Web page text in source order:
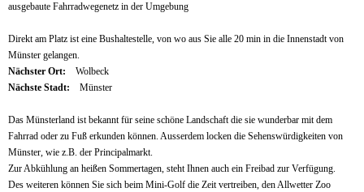
ausgebaute Fahrradwegenetz in der Umgebung
Direkt am Platz ist eine Bushaltestelle, von wo aus Sie alle 20 min in die Innenstadt von
Münster gelangen.
Nächster Ort:
Wolbeck
Nächste Stadt:
Münster
Das Münsterland ist bekannt für seine schöne Landschaft die sie wunderbar mit dem
Fahrrad oder zu Fuß erkunden können. Ausserdem locken die Sehenswürdigkeiten von
Münster, wie z.B. der Principalmarkt.
Zur Abkühlung an heißen Sommertagen, steht Ihnen auch ein Freibad zur Verfügung.
Des weiteren können Sie sich beim Mini-Golf die Zeit vertreiben, den Allwetter Zoo